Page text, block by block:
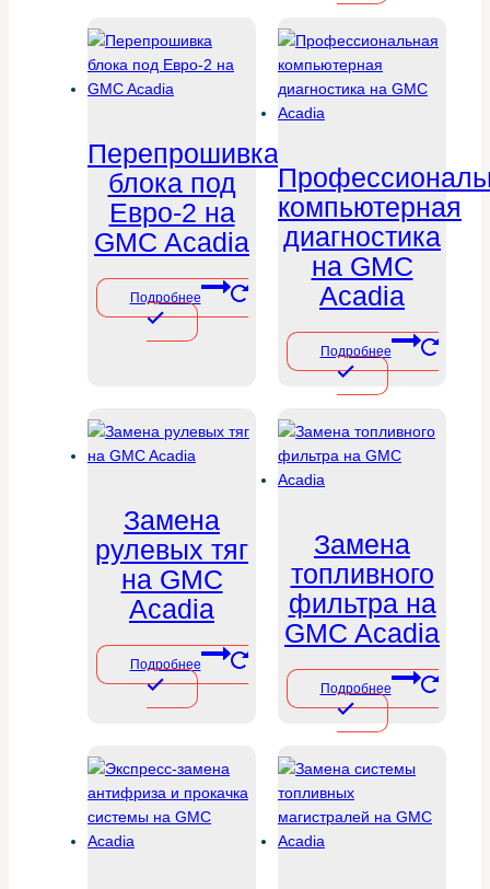
Перепрошивка
блока под
Евро-2 на
GMC Acadia
Подробнее
компьютерная
диагностика
на GMC
Acadia
Подробнее
Замена
рулевых тяг
на GMC
Acadia
Подробнее
Замена
топливного
фильтра на
GMC Acadia
Подробнее